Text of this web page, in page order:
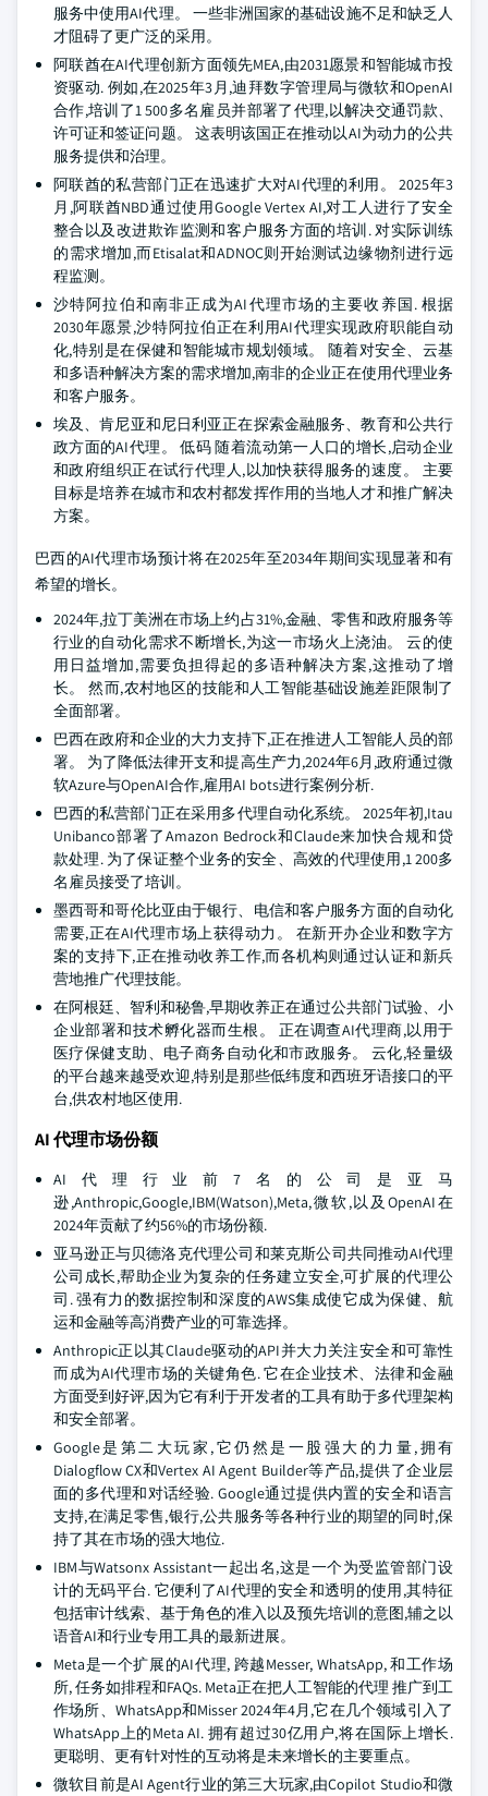
服务中使用AI代理。 一些非洲国家的基础设施不足和缺乏人
才阻碍了更广泛的采用。
阿联酋在AI代理创新方面领先MEA,由2031愿景和智能城市投
资驱动. 例如,在2025年3月,迪拜数字管理局与微软和OpenAI
合作,培训了1 500多名雇员并部署了代理,以解决交通罚款、
许可证和签证问题。 这表明该国正在推动以AI为动力的公共
服务提供和治理。
阿联酋的私营部门正在迅速扩大对AI代理的利用。 2025年3
月,阿联酋NBD通过使用Google Vertex AI,对工人进行了安全
整合以及改进欺诈监测和客户服务方面的培训. 对实际训练
的需求增加,而Etisalat和ADNOC则开始测试边缘物剂进行远
程监测。
沙特阿拉伯和南非正成为AI代理市场的主要收养国. 根据
2030年愿景,沙特阿拉伯正在利用AI代理实现政府职能自动
化,特别是在保健和智能城市规划领域。 随着对安全、云基
和多语种解决方案的需求增加,南非的企业正在使用代理业务
和客户服务。
埃及、肯尼亚和尼日利亚正在探索金融服务、教育和公共行
政方面的AI代理。 低码 随着流动第一人口的增长,启动企业
和政府组织正在试行代理人,以加快获得服务的速度。 主要
目标是培养在城市和农村都发挥作用的当地人才和推广解决
方案。
巴西的AI代理市场预计将在2025年至2034年期间实现显著和有
希望的增长。
2024年,拉丁美洲在市场上约占31%,金融、零售和政府服务等
行业的自动化需求不断增长,为这一市场火上浇油。 云的使
用日益增加,需要负担得起的多语种解决方案,这推动了增
长。 然而,农村地区的技能和人工智能基础设施差距限制了
全面部署。
巴西在政府和企业的大力支持下,正在推进人工智能人员的部
署。 为了降低法律开支和提高生产力,2024年6月,政府通过微
软Azure与OpenAI合作,雇用AI bots进行案例分析.
巴西的私营部门正在采用多代理自动化系统。 2025年初,Itau
Unibanco部署了Amazon Bedrock和Claude来加快合规和贷
款处理. 为了保证整个业务的安全、高效的代理使用,1 200多
名雇员接受了培训。
墨西哥和哥伦比亚由于银行、电信和客户服务方面的自动化
需要,正在AI代理市场上获得动力。 在新开办企业和数字方
案的支持下,正在推动收养工作,而各机构则通过认证和新兵
营地推广代理技能。
在阿根廷、智利和秘鲁,早期收养正在通过公共部门试验、小
企业部署和技术孵化器而生根。 正在调查AI代理商,以用于
医疗保健支助、电子商务自动化和市政服务。 云化,轻量级
的平台越来越受欢迎,特别是那些低纬度和西班牙语接口的平
台,供农村地区使用.
AI 代理市场份额
AI代理行业前7名的公司是亚马
逊,Anthropic,Google,IBM(Watson),Meta,微软,以及OpenAI在
2024年贡献了约56%的市场份额.
亚马逊正与贝德洛克代理公司和莱克斯公司共同推动AI代理
公司成长,帮助企业为复杂的任务建立安全,可扩展的代理公
司. 强有力的数据控制和深度的AWS集成使它成为保健、航
运和金融等高消费产业的可靠选择。
Anthropic正以其Claude驱动的API并大力关注安全和可靠性
而成为AI代理市场的关键角色. 它在企业技术、法律和金融
方面受到好评,因为它有利于开发者的工具有助于多代理架构
和安全部署。
Google是第二大玩家,它仍然是一股强大的力量,拥有
Dialogflow CX和Vertex AI Agent Builder等产品,提供了企业层
面的多代理和对话经验. Google通过提供内置的安全和语言
支持,在满足零售,银行,公共服务等各种行业的期望的同时,保
持了其在市场的强大地位.
IBM与Watsonx Assistant一起出名,这是一个为受监管部门设
计的无码平台. 它便利了AI代理的安全和透明的使用,其特征
包括审计线索、基于角色的准入以及预先培训的意图,辅之以
语音AI和行业专用工具的最新进展。
Meta是一个扩展的AI代理, 跨越Messer, WhatsApp, 和工作场
所, 任务如排程和FAQs. Meta正在把人工智能的代理 推广到工
作场所、WhatsApp和Misser 2024年4月,它在几个领域引入了
WhatsApp上的Meta AI. 拥有超过30亿用户,将在国际上增长.
更聪明、更有针对性的互动将是未来增长的主要重点。
微软目前是AI Agent行业的第三大玩家,由Copilot Studio和微